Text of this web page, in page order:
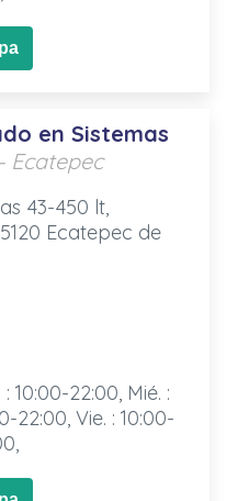
en Sistemas
- Ecatepec
43-450 lt,
Ecatepec de
10:00-22:00, Mié. :
22:00, Vie. : 10:00-